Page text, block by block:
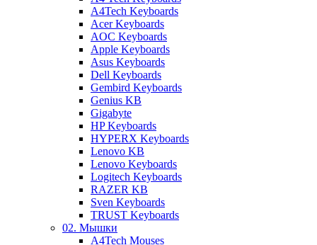
A4Tech Keyboards
Acer Keyboards
AOC Keyboards
Apple Keyboards
Asus Keyboards
Dell Keyboards
Gembird Keyboards
Genius KB
Gigabyte
HP Keyboards
HYPERX Keyboards
Lenovo KB
Lenovo Keyboards
Logitech Keyboards
RAZER KB
Sven Keyboards
TRUST Keyboards
02. Мышки
A4Tech Mouses